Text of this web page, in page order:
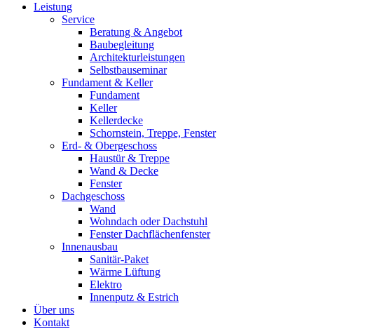
Leistung
Service
Beratung & Angebot
Baubegleitung
Architekturleistungen
Selbstbauseminar
Fundament & Keller
Fundament
Keller
Kellerdecke
Schornstein, Treppe, Fenster
Erd- & Obergeschoss
Haustür & Treppe
Wand & Decke
Fenster
Dachgeschoss
Wand
Wohndach oder Dachstuhl
Fenster Dachflächenfenster
Innenausbau
Sanitär-Paket
Wärme Lüftung
Elektro
Innenputz & Estrich
Über uns
Kontakt